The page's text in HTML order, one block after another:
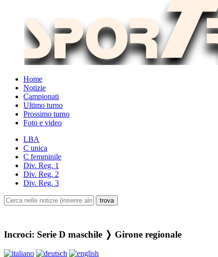
Home
Notizie
Campionati
Ultimo turno
Prossimo turno
Foto e video
LBA
C unica
C femminile
Div. Reg. 1
Div. Reg. 2
Div. Reg. 3
Incroci: Serie D maschile ❭ Girone regionale